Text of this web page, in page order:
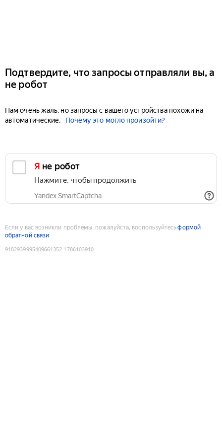
Подтвердите, что запросы отправляли вы, а
не робот
Нам очень жаль, но запросы с вашего устройства похожи на
автоматические.
Почему это могло произойти?
Я не робот
Нажмите, чтобы продолжить
Yandex SmartCaptcha
Если у вас возникли проблемы, пожалуйста, воспользуйтесьформой
обратной связи
9182939995409661352:1786103910